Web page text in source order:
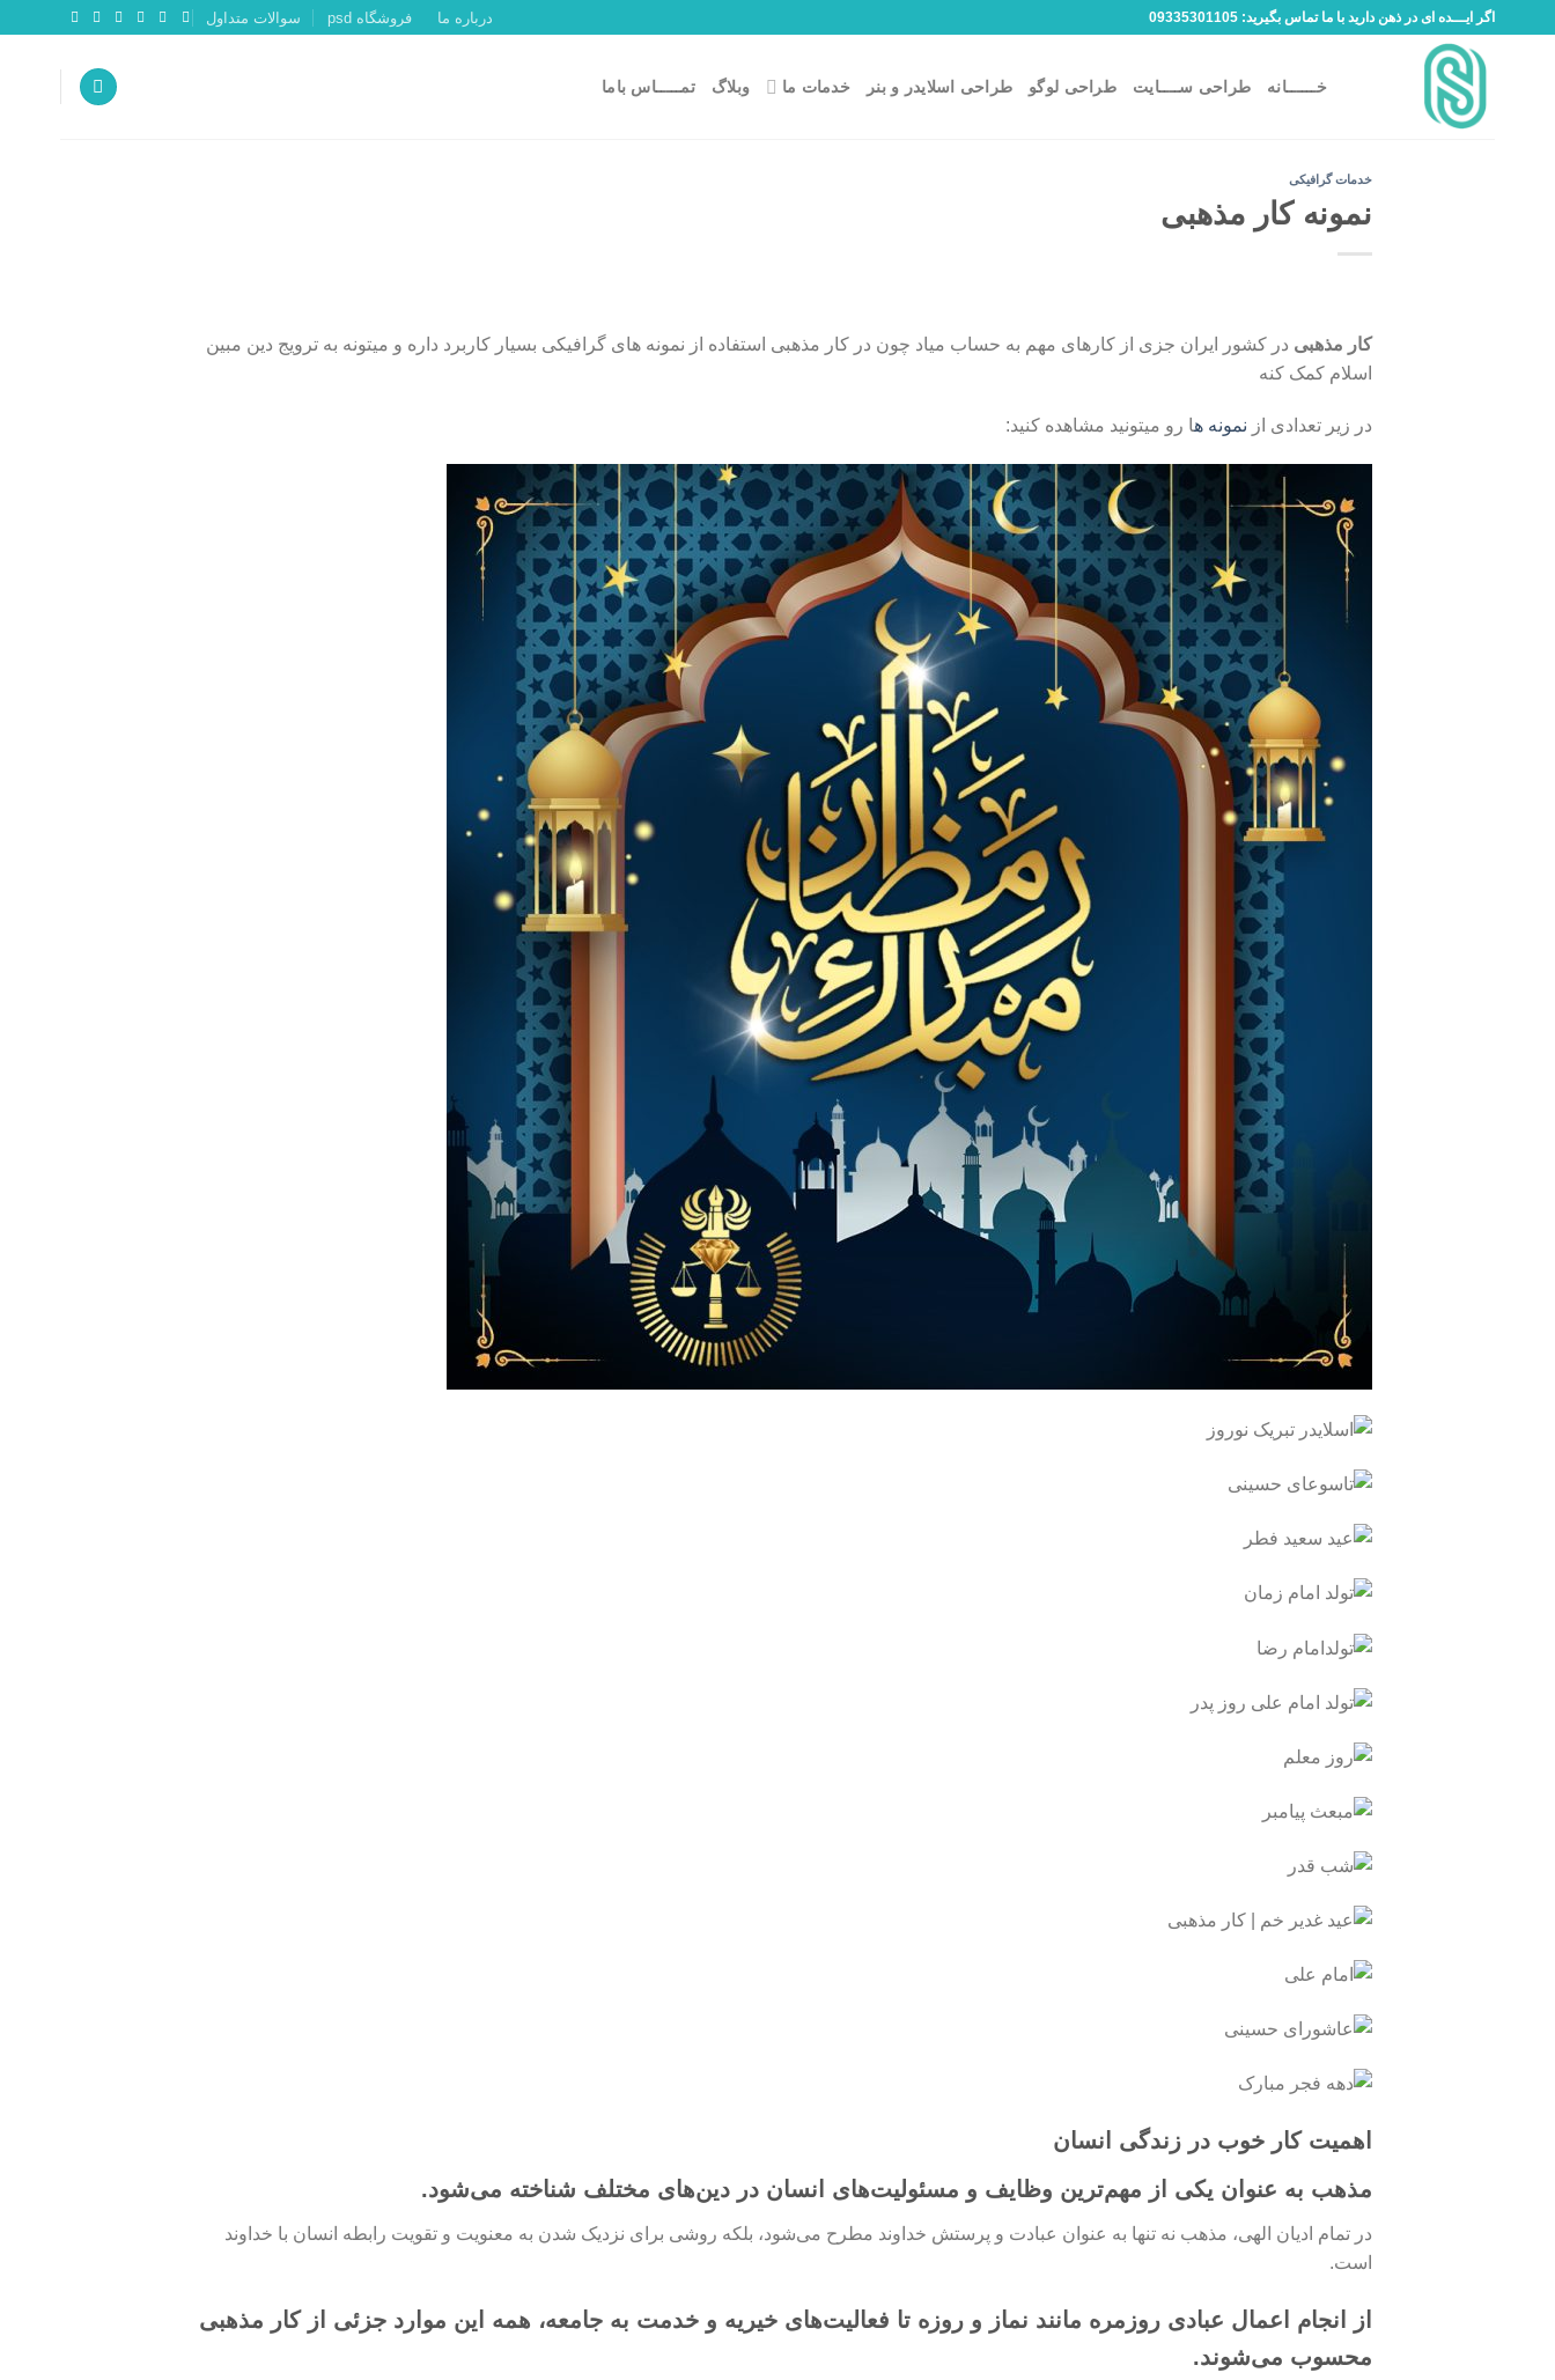
اگر ایـــده ای در ذهن دارید با ما تماس بگیرید: 09335301105 درباره ما فروشگاه psd سوالات متداول
خــــــانه طراحی ســــایت طراحی لوگو طراحی اسلایدر و بنر خدمات ما وبلاگ تمـــــاس باما
خدمات گرافیکی
نمونه کار مذهبی
کار مذهبی در کشور ایران جزی از کارهای مهم به حساب میاد چون در کار مذهبی استفاده از نمونه های گرافیکی بسیار کاربرد داره و میتونه به ترویج دین مبین
اسلام کمک کنه
در زیر تعدادی از نمونه ها رو میتونید مشاهده کنید:
اهمیت کار خوب در زندگی انسان
مذهب به عنوان یکی از مهم‌ترین وظایف و مسئولیت‌های انسان در دین‌های مختلف شناخته می‌شود.
در تمام ادیان الهی، مذهب نه تنها به عنوان عبادت و پرستش خداوند مطرح می‌شود، بلکه روشی برای نزدیک شدن به معنویت و تقویت رابطه انسان با خداوند
است.
از انجام اعمال عبادی روزمره مانند نماز و روزه تا فعالیت‌های خیریه و خدمت به جامعه، همه این موارد جزئی ازکار مذهبی
محسوب می‌شوند.